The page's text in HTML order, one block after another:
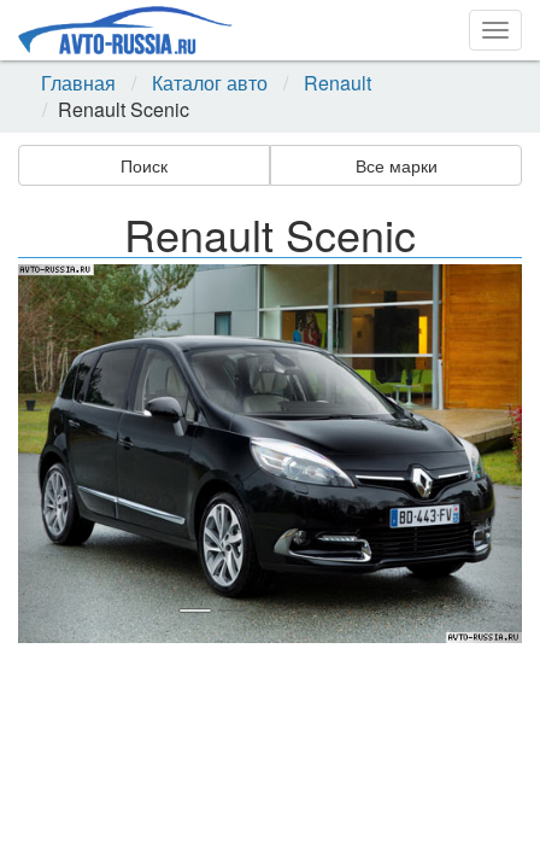
Главная
Каталог авто
Renault
Renault Scenic
Поиск Все марки
Renault Scenic
Назад